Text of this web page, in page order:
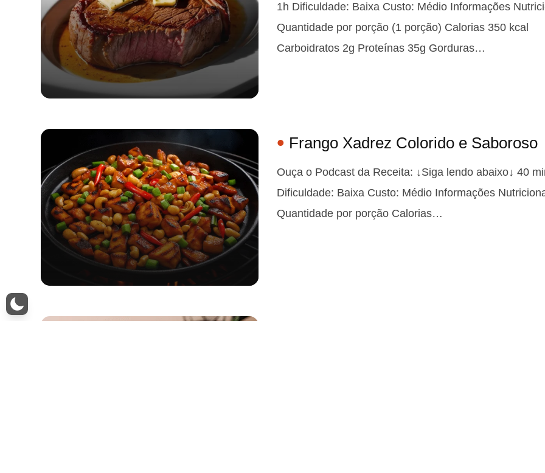
1h Dificuldade: Baixa Custo: Médio Informações
Quantidade por porção (1 porção) Calorias 350 kcal
Carboidratos 2g Proteínas 35g Gorduras…
Frango Xadrez Colorido e Saboroso
Ouça o Podcast da Receita: ↓Siga lendo abaixo↓ 40
Dificuldade: Baixa Custo: Médio Informações
Quantidade por porção Calorias…